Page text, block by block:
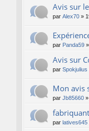
Avis sur
par Alex70 »
par Panda59 »
Avis sur
par Spokjulius
Mon avis
par Jb85660 »
par latives645